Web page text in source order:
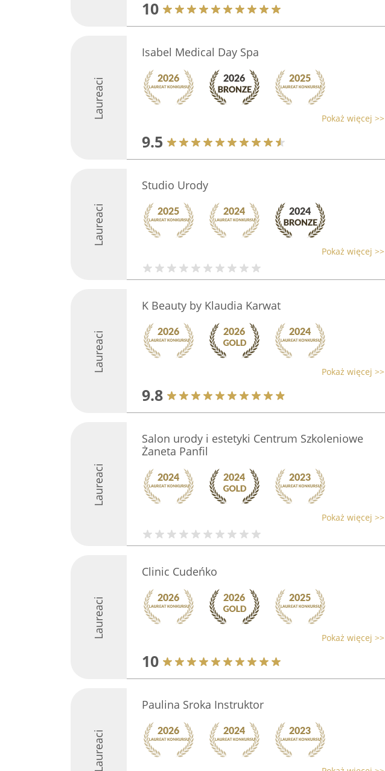
10
Laureaci
Isabel Medical Day Spa
Pokaż więcej >>
9.5
Laureaci
Studio Urody
Pokaż więcej >>
Laureaci
K Beauty by Klaudia Karwat
Pokaż więcej >>
9.8
Laureaci
Salon urody i estetyki Centrum Szkoleniowe
Żaneta Panfil
Pokaż więcej >>
Laureaci
Clinic Cudeńko
Pokaż więcej >>
10
Laureaci
Paulina Sroka Instruktor